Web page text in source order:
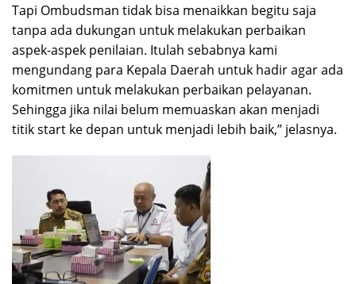
Tapi Ombudsman tidak bisa menaikkan begitu saja
tanpa ada dukungan untuk melakukan perbaikan
aspek-aspek penilaian. Itulah sebabnya kami
mengundang para Kepala Daerah untuk hadir agar ada
komitmen untuk melakukan perbaikan pelayanan.
Sehingga jika nilai belum memuaskan akan menjadi
titik start ke depan untuk menjadi lebih baik,” jelasnya.